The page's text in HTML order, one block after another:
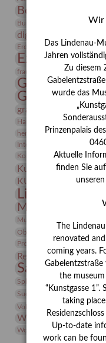
Bernhard August
Burg Posterstein
digitallabor
Erdmann Julius Dietrich
frauen Frauen in der
Gerhard-
Gerhard
grafische sammlung
Hanns-Conon von der
herman de vries Humboldt
Integriertes
Kolosseum
Kunstmuseum
KUNSTWAND Kurs
Lindenau-
Museumspädagogik
Objekt im Fokus
Provenienz
Restaurierung
Sammlung
Sphinx
studio
Suermondt-Ludwig-Museum
Volontariat
Walter Rheiner
Werkbetrachtung
Wolf und Hund
Wir
Das Lindenau-
Jahren
Zu diesem
wurde das
Prinzenpalais
Aktuelle
finden Sie
The
renovated
coming years.
the
“Kunstgasse
taking
Up-to-date
work can be